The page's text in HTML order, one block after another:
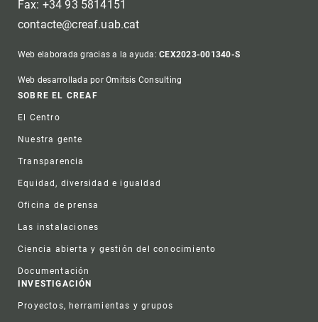
Fax: +34 93 5814151
contacte@creaf.uab.cat
Web elaborada gracias a la ayuda:CEX2023-001340-S
Web desarrollada por Omitsis Consulting
Footer
SOBRE EL CREAF
El Centro
Nuestra gente
Transparencia
Equidad, diversidad e igualdad
Oficina de prensa
Las instalaciones
Ciencia abierta y gestión del conocimiento
Documentación
INVESTIGACIÓN
Proyectos, herramientas y grupos